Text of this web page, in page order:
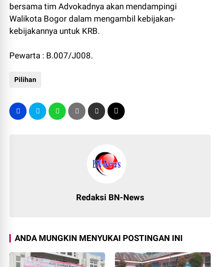
bersama tim Advokadnya akan mendampingi
Walikota Bogor dalam mengambil kebijakan-
kebijakannya untuk KRB.
Pewarta : B.007/J008.
Pilihan
Redaksi BN-News
ANDA MUNGKIN MENYUKAI POSTINGAN INI